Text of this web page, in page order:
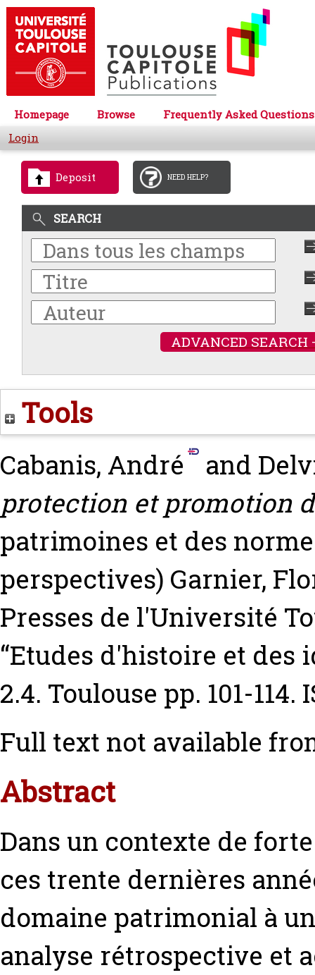
Homepage Browse
Frequently Asked Questions
Login
Deposit NEED HELP?
SEARCH
ADVANCED SEARCH
Tools
Cabanis, André and
protection et promotion
patrimoines et des
perspectives) Garnier,
Presses de l'Université
“Etudes d'histoire et des
2.4. Toulouse pp. 101-114.
Full text not available
Abstract
Dans un contexte de
ces trente dernières
domaine patrimonial à
analyse rétrospective et